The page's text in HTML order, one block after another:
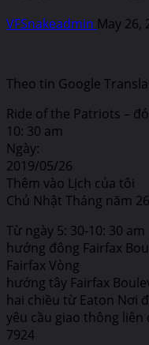
VFSnakeadmin May 26,
Theo tin Google
Ride of the Patriots –
10: 30 am
Ngày:
2019/05/26
Thêm vào Lịch của tôi
Chủ Nhật Tháng năm
Từ ngày 5: 30-10: 30 am
hướng đông Fairfax
Fairfax Vòng
hướng tây Fairfax
hai chiều từ Eaton Nơi
yêu cầu giao thông liên
7924